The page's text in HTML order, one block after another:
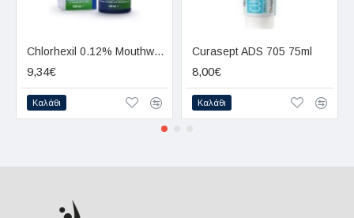
Chlorhexil 0.12% Mouthwash Long Use 250ml
9,34€
Καλάθι
Curasept ADS 705 75ml
8,00€
Καλάθι